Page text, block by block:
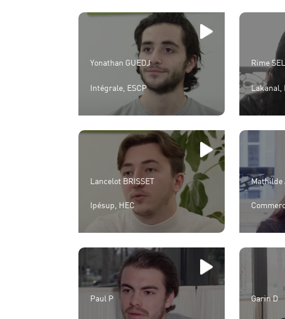
Yonathan GUEDJ
Intégrale, ESCP
Rime
Lakanal,
Lancelot BRISSET
Ipésup, HEC
Mathilde
Paul P Garin D